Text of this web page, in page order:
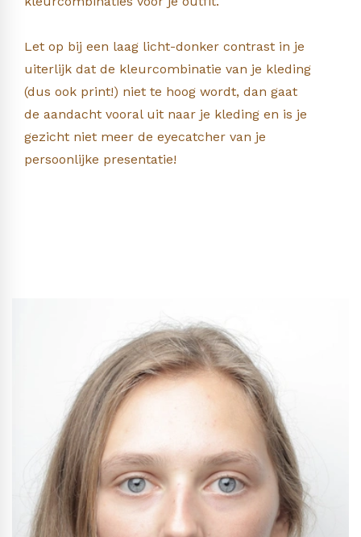
Let op bij een laag licht-donker contrast in je
uiterlijk dat de kleurcombinatie van je kleding
(dus ook print!) niet te hoog wordt, dan gaat
de aandacht vooral uit naar je kleding en is je
gezicht niet meer de eyecatcher van je
persoonlijke presentatie!